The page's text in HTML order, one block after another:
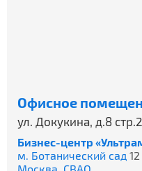
Офисное
ул. Докукина, д.8 стр.2
Бизнес-центр
м. Ботанический сад